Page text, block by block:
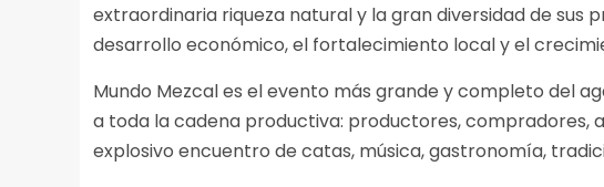
extraordinaria riqueza natural y la gran diversidad de
desarrollo económico, el fortalecimiento local y el
Mundo Mezcal es el evento más grande y completo del
a toda la cadena productiva: productores, compradores,
explosivo encuentro de catas, música, gastronomía,